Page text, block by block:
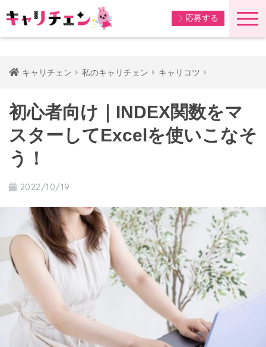
応募する
キャリチェン 私のキャリチェン キャリコツ
初心者向け｜INDEX関数をマ
スターしてExcelを使いこなそ
う！
2022/10/19